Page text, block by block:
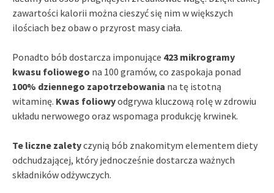
zawartości kalorii można cieszyć się nim w większych
ilościach bez obaw o przyrost masy ciała.
Ponadto bób dostarcza imponujące 423 mikrogramy
kwasu foliowego na 100 gramów, co zaspokaja ponad
100% dziennego zapotrzebowania na tę istotną
witaminę. Kwas foliowyodgrywa kluczową rolę w zdrowiu
układu nerwowego oraz wspomaga produkcję krwinek.
Te liczne zaletyczynią bób znakomitym elementem diety
odchudzającej, który jednocześnie dostarcza ważnych
składników odżywczych.